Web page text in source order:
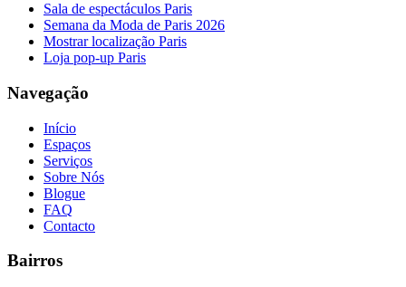
Sala de espectáculos Paris
Semana da Moda de Paris 2026
Mostrar localização Paris
Loja pop-up Paris
Navegação
Início
Espaços
Serviços
Sobre Nós
Blogue
FAQ
Contacto
Bairros